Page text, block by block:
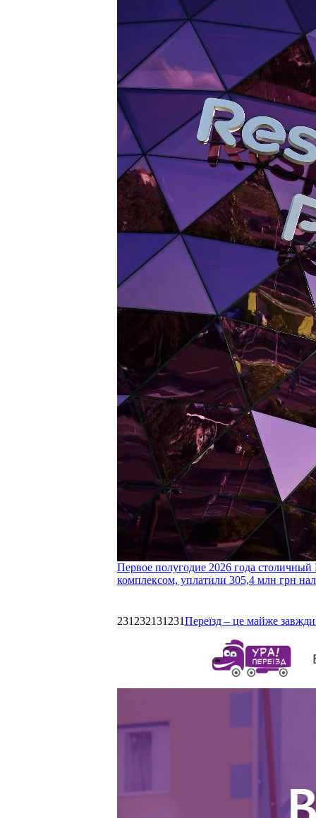
Первое полугодие 2026 года
комплексом, уплатили 305,4 млн грн
231232131231Переїзд – це майже